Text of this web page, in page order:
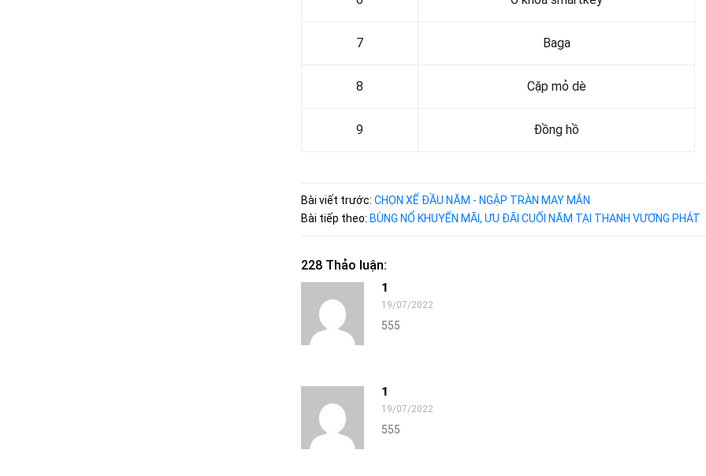
7 Baga
8 Cặp mỏ dè
9 Đồng hồ
Bài viết trước: CHỌN XẾ ĐẦU NĂM - NGẬP TRÀN MAY MẮN
Bài tiếp theo: BÙNG NỔ KHUYẾN MÃI, ƯU ĐÃI CUỐI NĂM TẠI THANH VƯƠNG PHÁT
228 Thảo luận:
1
19/07/2022
555
1
19/07/2022
555